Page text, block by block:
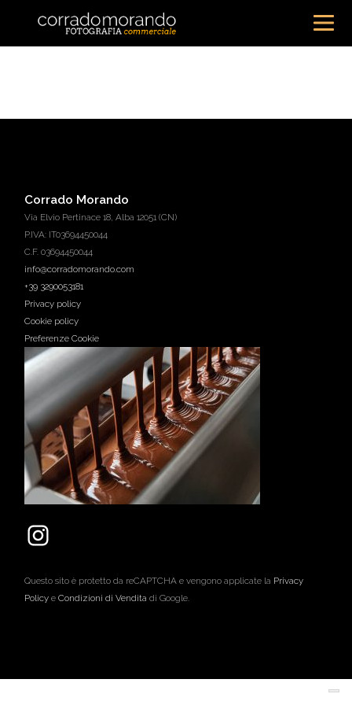
Corrado Morando
Via Elvio Pertinace 18, Alba 12051 (CN)
P.IVA: IT03694450044
C.F. 03694450044
info@corradomorando.com
+39 3290053181
Privacy policy
Cookie policy
Preferenze Cookie
Questo sito è protetto da reCAPTCHA e vengono applicate la Privacy
Policy eCondizioni di Vendita di Google.